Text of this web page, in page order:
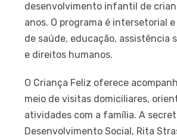
desenvolvimento infantil de
anos. O programa é intersetorial
de saúde, educação, assistência
e direitos humanos.
O Criança Feliz oferece
meio de visitas domiciliares,
atividades com a família. A
Desenvolvimento Social, Rita